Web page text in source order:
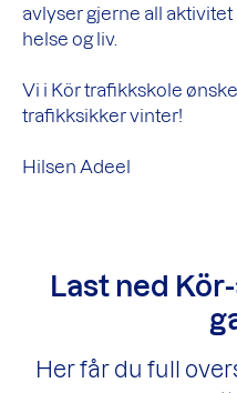
avlyser gjerne all
helse og liv.
Vi i Kör trafikkskole
trafikksikker vinter!
Hilsen Adeel
Last ned
Her får du full